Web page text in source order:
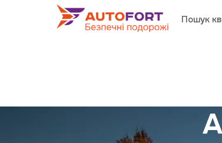
Пошук